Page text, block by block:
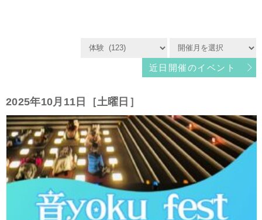
近日開催のイベント
2025年10月11日［土曜日］